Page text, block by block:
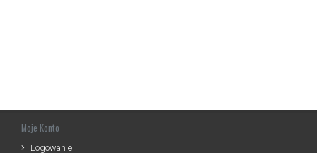
Moje Konto
Logowanie